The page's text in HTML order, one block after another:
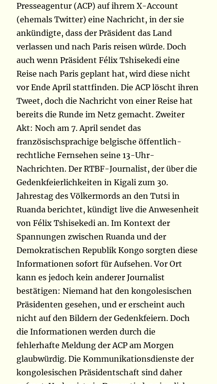
Presseagentur (ACP) auf ihrem X-Account
(ehemals Twitter) eine Nachricht, in der sie
ankündigte, dass der Präsident das Land
verlassen und nach Paris reisen würde. Doch
auch wenn Präsident Félix Tshisekedi eine
Reise nach Paris geplant hat, wird diese nicht
vor Ende April stattfinden. Die ACP löscht ihren
Tweet, doch die Nachricht von einer Reise hat
bereits die Runde im Netz gemacht. Zweiter
Akt: Noch am 7. April sendet das
französischsprachige belgische öffentlich-
rechtliche Fernsehen seine 13-Uhr-
Nachrichten. Der RTBF-Journalist, der über die
Gedenkfeierlichkeiten in Kigali zum 30.
Jahrestag des Völkermords an den Tutsi in
Ruanda berichtet, kündigt live die Anwesenheit
von Félix Tshisekedi an. Im Kontext der
Spannungen zwischen Ruanda und der
Demokratischen Republik Kongo sorgten diese
Informationen sofort für Aufsehen. Vor Ort
kann es jedoch kein anderer Journalist
bestätigen: Niemand hat den kongolesischen
Präsidenten gesehen, und er erscheint auch
nicht auf den Bildern der Gedenkfeiern. Doch
die Informationen werden durch die
fehlerhafte Meldung der ACP am Morgen
glaubwürdig. Die Kommunikationsdienste der
kongolesischen Präsidentschaft sind daher